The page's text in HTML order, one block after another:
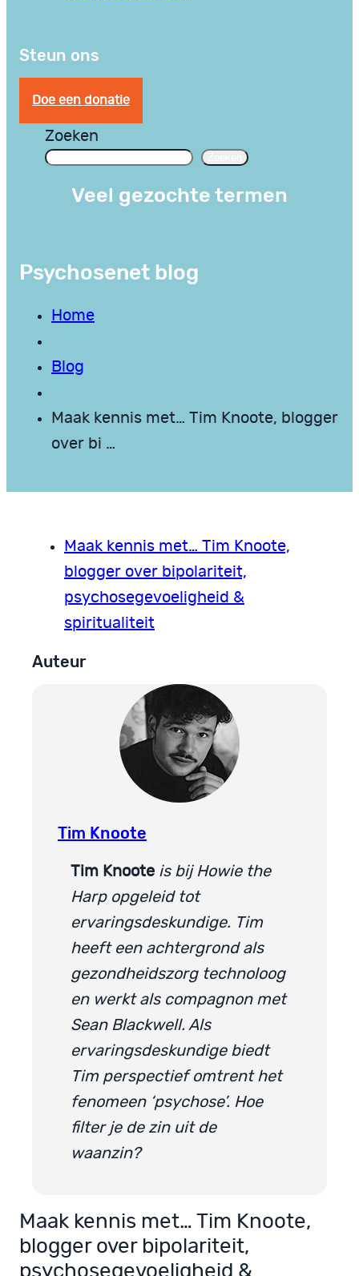
Steun ons
Doe een donatie
Zoeken
Veel gezochte termen
Psychosenet blog
Home
Blog
Maak kennis met… Tim Knoote, blogger
over bi …
Maak kennis met… Tim Knoote,
blogger over bipolariteit,
psychosegevoeligheid &
spiritualiteit
Auteur
Tim Knoote
Tim Knoote is bij Howie the
Harp opgeleid tot
ervaringsdeskundige. Tim
heeft een achtergrond als
gezondheidszorg technoloog
en werkt als compagnon met
Sean Blackwell. Als
ervaringsdeskundige biedt
Tim perspectief omtrent het
fenomeen ‘psychose’. Hoe
filter je de zin uit de
waanzin?
Maak kennis met… Tim Knoote,
blogger over bipolariteit,
psychosegevoeligheid &